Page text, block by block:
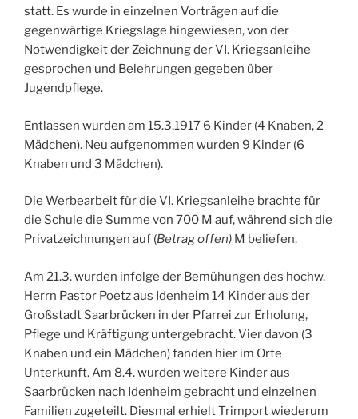
statt. Es wurde in einzelnen Vorträgen auf die
gegenwärtige Kriegslage hingewiesen, von der
Notwendigkeit der Zeichnung der VI. Kriegsanleihe
gesprochen und Belehrungen gegeben über
Jugendpflege.
Entlassen wurden am 15.3.1917 6 Kinder (4 Knaben, 2
Mädchen). Neu aufgenommen wurden 9 Kinder (6
Knaben und 3 Mädchen).
Die Werbearbeit für die VI. Kriegsanleihe brachte für
die Schule die Summe von 700 M auf, während sich die
Privatzeichnungen auf (Betrag offen) M beliefen.
Am 21.3. wurden infolge der Bemühungen des hochw.
Herrn Pastor Poetz aus Idenheim 14 Kinder aus der
Großstadt Saarbrücken in der Pfarrei zur Erholung,
Pflege und Kräftigung untergebracht. Vier davon (3
Knaben und ein Mädchen) fanden hier im Orte
Unterkunft. Am 8.4. wurden weitere Kinder aus
Saarbrücken nach Idenheim gebracht und einzelnen
Familien zugeteilt. Diesmal erhielt Trimport wiederum